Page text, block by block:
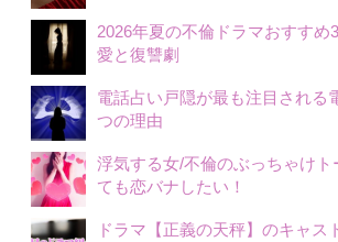
2026年夏の不倫ドラマおすすめ
愛と復讐劇
電話占い戸隠が最も注目される
つの理由
浮気する女/不倫のぶっちゃけト
ても恋バナしたい！
ドラマ【正義の天秤】のキャス